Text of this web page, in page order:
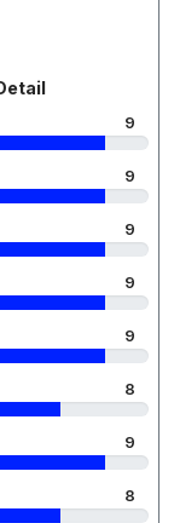
9
9
9
9
9
8
9
8